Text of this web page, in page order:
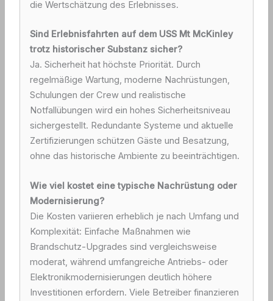
die Wertschätzung des Erlebnisses.
Sind Erlebnisfahrten auf dem USS Mt McKinley
trotz historischer Substanz sicher?
Ja. Sicherheit hat höchste Priorität. Durch
regelmäßige Wartung, moderne Nachrüstungen,
Schulungen der Crew und realistische
Notfallübungen wird ein hohes Sicherheitsniveau
sichergestellt. Redundante Systeme und aktuelle
Zertifizierungen schützen Gäste und Besatzung,
ohne das historische Ambiente zu beeinträchtigen.
Wie viel kostet eine typische Nachrüstung oder
Modernisierung?
Die Kosten variieren erheblich je nach Umfang und
Komplexität: Einfache Maßnahmen wie
Brandschutz-Upgrades sind vergleichsweise
moderat, während umfangreiche Antriebs- oder
Elektronikmodernisierungen deutlich höhere
Investitionen erfordern. Viele Betreiber finanzieren